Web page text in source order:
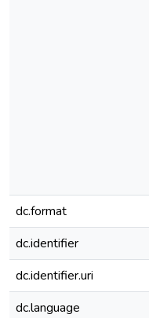
dc.format
dc.identifier
dc.identifier.uri
dc.language